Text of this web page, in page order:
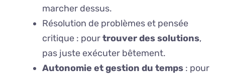
marcher dessus.
Résolution de problèmes et pensée
critique : pourtrouver des solutions,
pas juste exécuter bêtement.
Autonomie et gestion du temps : pour